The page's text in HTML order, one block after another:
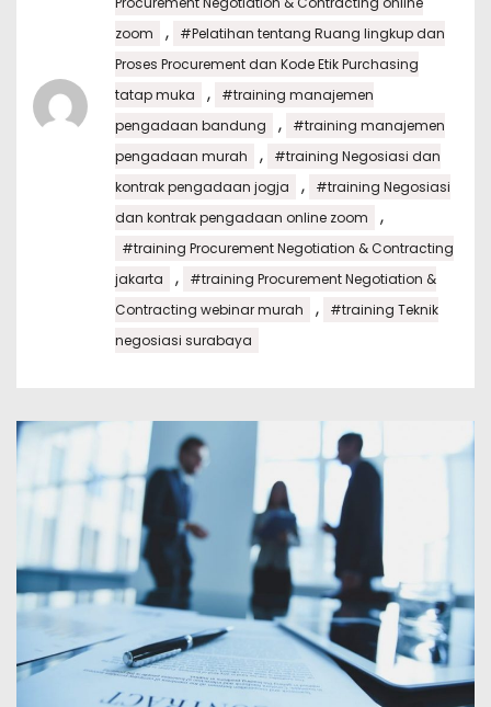
zoom
,
#Pelatihan tentang Ruang lingkup dan
Proses Procurement dan Kode Etik Purchasing
tatap muka
,
#training manajemen
pengadaan bandung
,
#training manajemen
pengadaan murah
,
#training Negosiasi dan
kontrak pengadaan jogja
,
#training Negosiasi
dan kontrak pengadaan online zoom
,
#training Procurement Negotiation & Contracting
jakarta
,
#training Procurement Negotiation &
Contracting webinar murah
,
#training Teknik
negosiasi surabaya